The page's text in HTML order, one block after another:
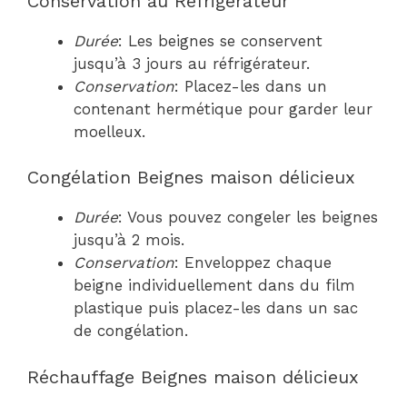
Durée: Les beignes se conservent
jusqu’à 3 jours au réfrigérateur.
Conservation: Placez-les dans un
contenant hermétique pour garder leur
moelleux.
Congélation Beignes maison délicieux
Durée: Vous pouvez congeler les beignes
jusqu’à 2 mois.
Conservation: Enveloppez chaque
beigne individuellement dans du film
plastique puis placez-les dans un sac
de congélation.
Réchauffage Beignes maison délicieux